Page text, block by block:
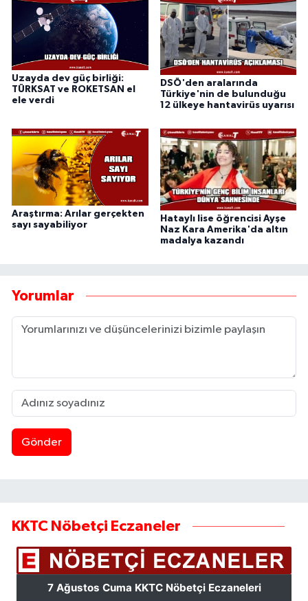
Uzayda dev güç birliği:
TÜRKSAT ve ROKETSAN el
ele verdi
DSÖ'den aralarında
Türkiye'nin de bulunduğu
12 ülkeye hantavirüs uyarısı
Araştırma: Arılar gerçekten
sayı sayabiliyor
Hataylı lise öğrencisi Ayşe
Naz Kara Amerika'da altın
madalya kazandı
Yorumlar
Gönder
KKTC Nöbetçi Eczaneler